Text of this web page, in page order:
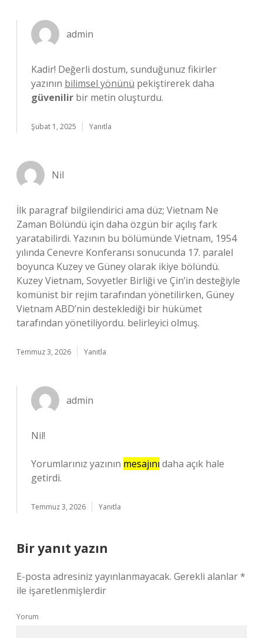
admin
Kadir! Değerli dostum, sunduğunuz fikirler
yazının bilimsel yönünü pekiştirerek daha
güvenilir bir metin oluşturdu.
Şubat 1, 2025 Yanıtla
Nil
İlk paragraf bilgilendirici ama düz; Vietnam Ne
Zaman Bölündü için daha özgün bir açılış fark
yaratabilirdi. Yazının bu bölümünde Vietnam, 1954
yılında Cenevre Konferansı sonucunda 17. paralel
boyunca Kuzey ve Güney olarak ikiye bölündü.
Kuzey Vietnam, Sovyetler Birliği ve Çin’in desteğiyle
komünist bir rejim tarafından yönetilirken, Güney
Vietnam ABD’nin desteklediği bir hükümet
tarafından yönetiliyordu. belirleyici olmuş.
Temmuz 3, 2026 Yanıtla
admin
Nil!
Yorumlarınız yazının mesajını daha açık hale
getirdi.
Temmuz 3, 2026 Yanıtla
Bir yanıt yazın
E-posta adresiniz yayınlanmayacak. Gerekli alanlar*
ile işaretlenmişlerdir
Yorum